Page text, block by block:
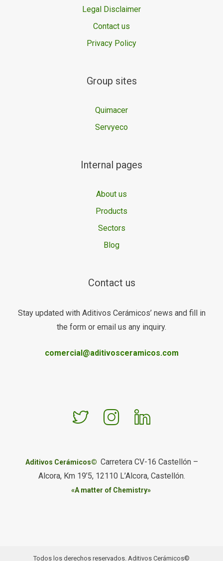
Legal Disclaimer
Contact us
Privacy Policy
Group sites
Quimacer
Servyeco
Internal pages
About us
Products
Sectors
Blog
Contact us
Stay updated with Aditivos Cerámicos’ news and fill in
the form or email us any inquiry.
comercial@aditivosceramicos.com
Aditivos Cerámicos© Carretera CV-16 Castellón –
Alcora, Km 19’5, 12110 L’Alcora, Castellón.
«A matter of Chemistry»
Todos los derechos reservados. Aditivos Cerámicos©